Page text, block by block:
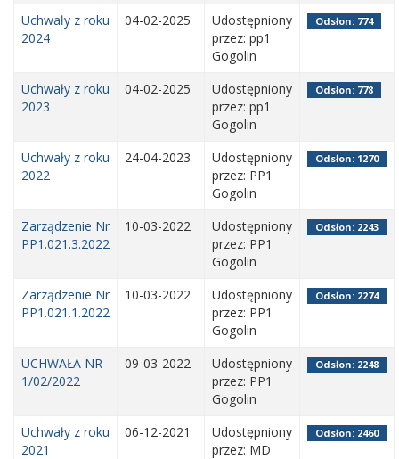
Uchwały z roku
2024
04-02-2025
Udostępniony
przez: pp1
Gogolin
Odsłon: 774
Uchwały z roku
2023
04-02-2025
Udostępniony
przez: pp1
Gogolin
Odsłon: 778
Uchwały z roku
2022
24-04-2023
Udostępniony
przez: PP1
Gogolin
Odsłon: 1270
Zarządzenie Nr
PP1.021.3.2022
10-03-2022
Udostępniony
przez: PP1
Gogolin
Odsłon: 2243
Zarządzenie Nr
PP1.021.1.2022
10-03-2022
Udostępniony
przez: PP1
Gogolin
Odsłon: 2274
UCHWAŁA NR
1/02/2022
09-03-2022
Udostępniony
przez: PP1
Gogolin
Odsłon: 2248
Uchwały z roku
2021
06-12-2021
Udostępniony
przez: MD
Odsłon: 2460